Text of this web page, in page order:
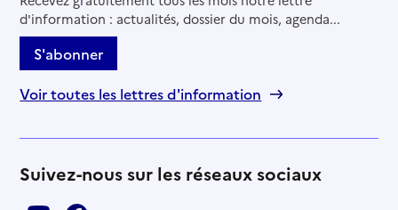
d'information : actualités, dossier du mois, agenda...
S'abonner
Voir toutes les lettres d'information
Suivez-nous sur les réseaux sociaux